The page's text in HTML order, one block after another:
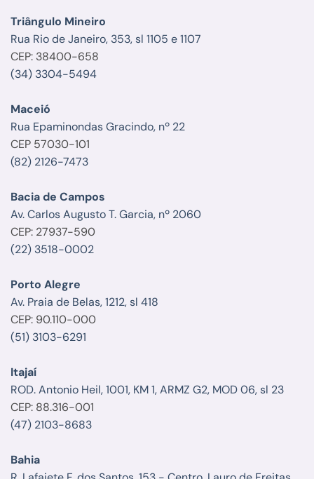
Triângulo Mineiro
Rua Rio de Janeiro, 353, sl 1105 e 1107
CEP: 38400-658
(34) 3304-5494
Maceió
Rua Epaminondas Gracindo, nº 22
CEP 57030-101
(82) 2126-7473
Bacia de Campos
Av. Carlos Augusto T. Garcia, nº 2060
CEP: 27937-590
(22) 3518-0002
Porto Alegre
Av. Praia de Belas, 1212, sl 418
CEP: 90.110-000
(51) 3103-6291
Itajaí
ROD. Antonio Heil, 1001, KM 1, ARMZ G2, MOD 06, sl 23
CEP: 88.316-001
(47) 2103-8683
Bahia